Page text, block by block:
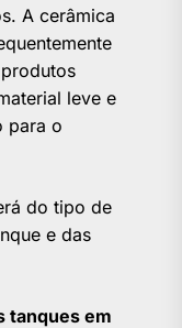
A cerâmica
leve e
para o
do tipo de
e das
tanques em